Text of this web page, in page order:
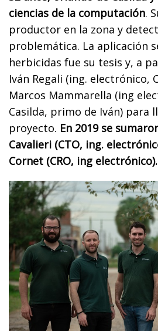
ciencias de la computación.
productor en la zona y
problemática. La aplicación
herbicidas fue su tesis y, a
Iván Regali (ing. electrónico,
Marcos Mammarella (ing
Casilda, primo de Iván) para
proyecto. En 2019 se
Cavalieri (CTO, ing.
Cornet (CRO, ing electrónico).